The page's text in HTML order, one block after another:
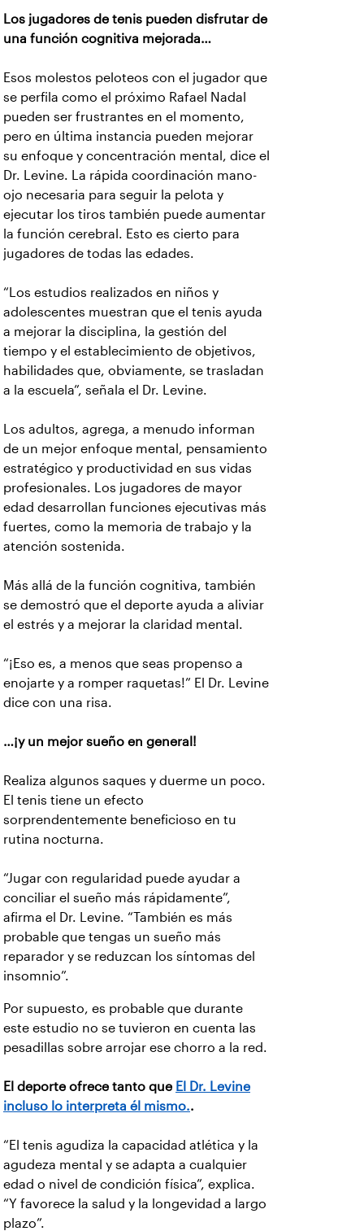
Los jugadores de tenis pueden disfrutar de
una función cognitiva mejorada…
Esos molestos peloteos con el jugador que
se perfila como el próximo Rafael Nadal
pueden ser frustrantes en el momento,
pero en última instancia pueden mejorar
su enfoque y concentración mental, dice el
Dr. Levine. La rápida coordinación mano-
ojo necesaria para seguir la pelota y
ejecutar los tiros también puede aumentar
la función cerebral. Esto es cierto para
jugadores de todas las edades.
“Los estudios realizados en niños y
adolescentes muestran que el tenis ayuda
a mejorar la disciplina, la gestión del
tiempo y el establecimiento de objetivos,
habilidades que, obviamente, se trasladan
a la escuela”, señala el Dr. Levine.
Los adultos, agrega, a menudo informan
de un mejor enfoque mental, pensamiento
estratégico y productividad en sus vidas
profesionales. Los jugadores de mayor
edad desarrollan funciones ejecutivas más
fuertes, como la memoria de trabajo y la
atención sostenida.
Más allá de la función cognitiva, también
se demostró que el deporte ayuda a aliviar
el estrés y a mejorar la claridad mental.
“¡Eso es, a menos que seas propenso a
enojarte y a romper raquetas!” El Dr. Levine
dice con una risa.
…¡y un mejor sueño en general!
Realiza algunos saques y duerme un poco.
El tenis tiene un efecto
sorprendentemente beneficioso en tu
rutina nocturna.
“Jugar con regularidad puede ayudar a
conciliar el sueño más rápidamente”,
afirma el Dr. Levine. “También es más
probable que tengas un sueño más
reparador y se reduzcan los síntomas del
insomnio”.
Por supuesto, es probable que durante
este estudio no se tuvieron en cuenta las
pesadillas sobre arrojar ese chorro a la red.
El deporte ofrece tanto que El Dr. Levine
incluso lo interpreta él mismo..
“El tenis agudiza la capacidad atlética y la
agudeza mental y se adapta a cualquier
edad o nivel de condición física”, explica.
“Y favorece la salud y la longevidad a largo
plazo”.